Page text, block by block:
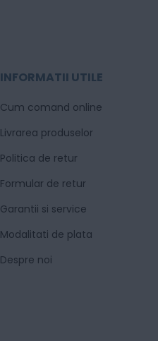
INFORMATII UTILE
Cum comand online
Livrarea produselor
Politica de retur
Formular de retur
Garantii si service
Modalitati de plata
Despre noi